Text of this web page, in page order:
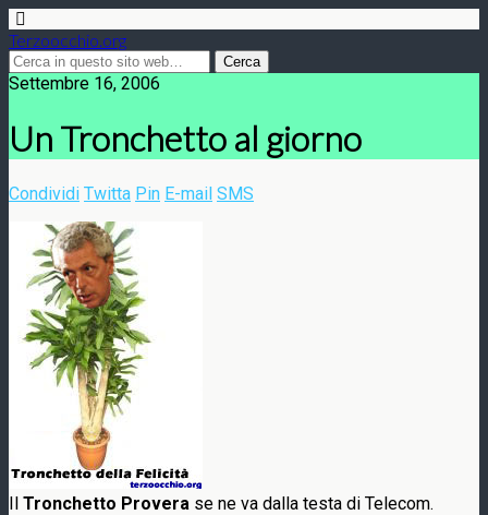
Terzoocchio.org
Settembre 16, 2006
Un Tronchetto al giorno
Condividi Twitta Pin E-mail SMS
Il Tronchetto Provera se ne va dalla testa di Telecom.